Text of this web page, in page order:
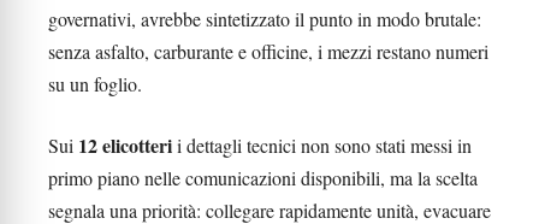
governativi, avrebbe sintetizzato il punto in modo brutale:
senza asfalto, carburante e officine, i mezzi restano numeri
su un foglio.
Sui 12 elicotterii dettagli tecnici non sono stati messi in
primo piano nelle comunicazioni disponibili, ma la scelta
segnala una priorità: collegare rapidamente unità, evacuare